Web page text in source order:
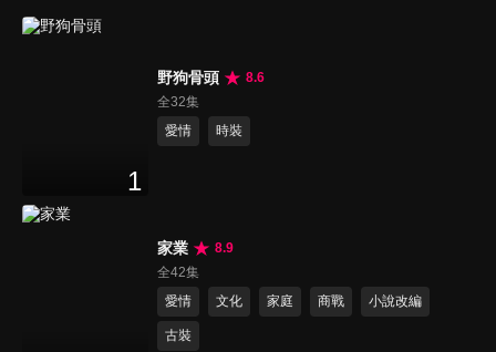
1
野狗骨頭
8.6
全32集
愛情
時裝
家業
8.9
全42集
愛情
文化 家庭 商戰 小說改編
古裝